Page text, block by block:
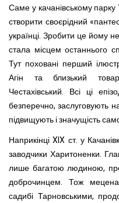
Саме у качанівському
створити своєрідний
українці. Зробити це йому
стала місцем останнього
Тут поховані перший
Агін та близький
Честахівський. Всі ці
безперечно, заслуговують
підвищують і значущість
Наприкінці XIX ст. у
заводчики Харитоненки.
лише багатою людиною,
доброчинцем. Тож
садибі Тарновськими,